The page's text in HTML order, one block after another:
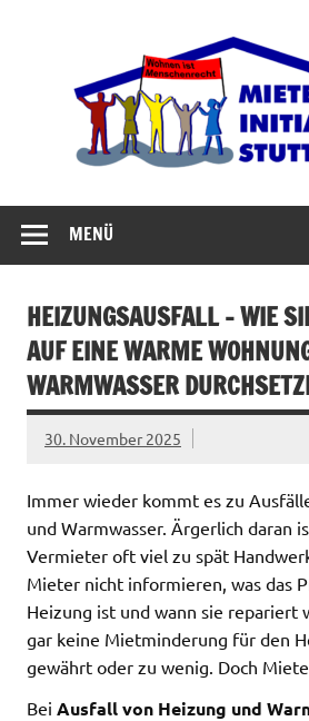
MENÜ
HEIZUNGSAUSFALL – WIE
AUF EINE WARME
WARMWASSER
30. November 2025
Immer wieder kommt es zu
und Warmwasser. Ärgerlich daran
Vermieter oft viel zu spät
Mieter nicht informieren, was das
Heizung ist und wann sie repariert
gar keine Mietminderung für den
gewährt oder zu wenig. Doch
Bei Ausfall von Heizung und